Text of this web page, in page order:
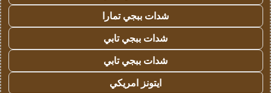
شدات ببجي تمارا
شدات ببجي تابي
شدات ببجي تابي
ايتونز امريكي